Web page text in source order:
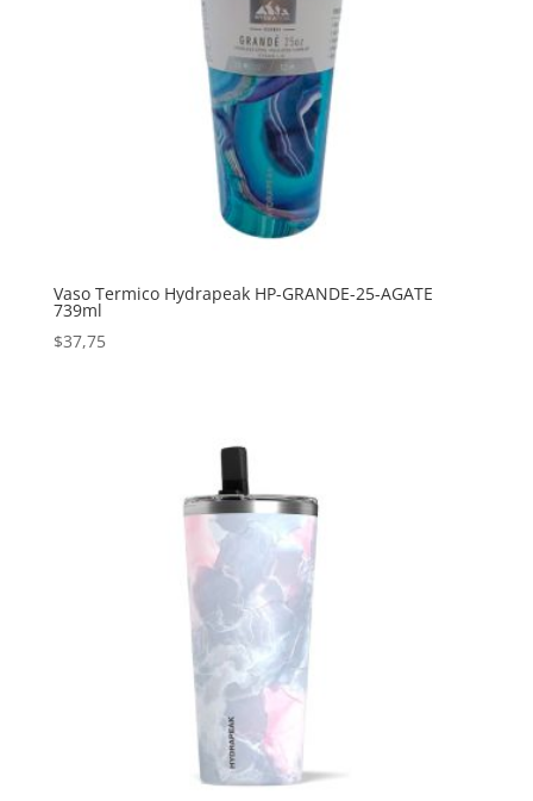
Vaso Termico Hydrapeak HP-GRANDE-25-AGATE
739ml
$37,75